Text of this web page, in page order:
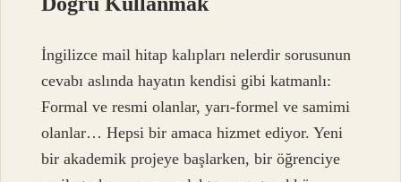
İngilizce mail hitap kalıpları nelerdir sorusunun
cevabı aslında hayatın kendisi gibi katmanlı:
Formal ve resmi olanlar, yarı-formel ve samimi
olanlar… Hepsi bir amaca hizmet ediyor. Yeni
bir akademik projeye başlarken, bir öğrenciye